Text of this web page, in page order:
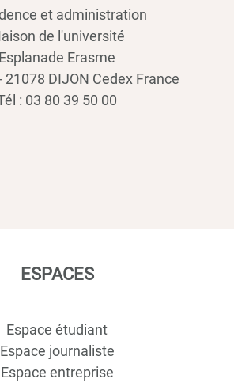
et administration
de l'université
Esplanade Erasme
21078 DIJON Cedex France
: 03 80 39 50 00
ESPACES
Espace étudiant
Espace journaliste
Espace entreprise